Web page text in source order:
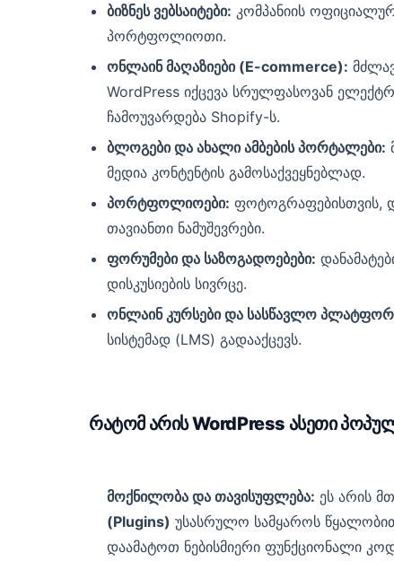
ბიზნეს ვებსაიტები: კომპანიის
პორტფოლიოთი.
ონლაინ მაღაზიები (E-commerce):
WordPress იქცევა სრულფასოვან
ჩამოუვარდება Shopify-ს.
ბლოგები და ახალი ამბების პორტალები:
მედია კონტენტის გამოსაქვეყნებლად.
პორტფოლიოები: ფოტოგრაფებისთვის,
თავიანთი ნამუშევრები.
ფორუმები და საზოგადოებები:
დისკუსიების სივრცე.
ონლაინ კურსები და სასწავლო
სისტემად (LMS) გადააქცევს.
რატომ არის WordPress ასეთი
მოქნილობა და თავისუფლება: ეს არის
(Plugins) უსასრულო სამყაროს
დაამატოთ ნებისმიერი ფუნქციონალი